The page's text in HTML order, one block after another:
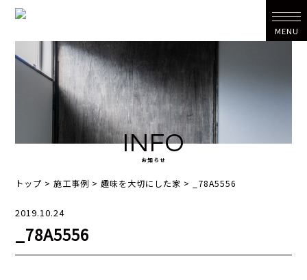
MENU
INFO
お知らせ
トップ >施工事例 >趣味を大切にした家 > _78A5556
2019.10.24
_78A5556